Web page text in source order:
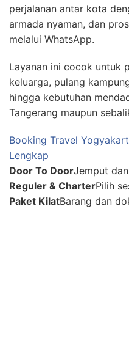
perjalanan antar kota
armada nyaman, dan
melalui WhatsApp.
Layanan ini cocok untuk
keluarga, pulang
hingga kebutuhan
Tangerang maupun
Booking Travel
Lengkap
Door To DoorJemput
Reguler & CharterPilih
Paket KilatBarang dan